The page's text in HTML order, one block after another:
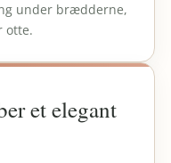
under brædderne,
otte.
et elegant